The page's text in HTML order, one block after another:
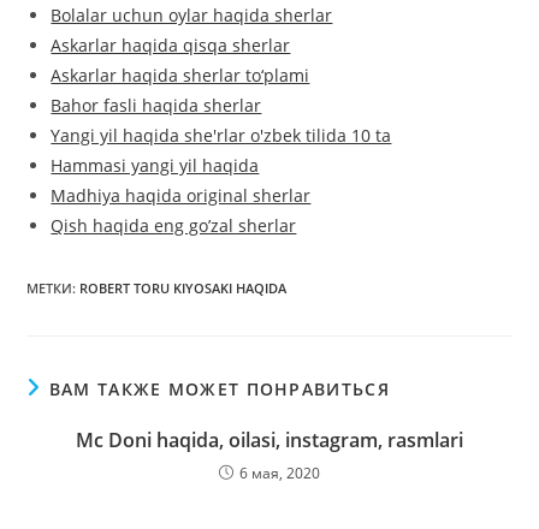
Bolalar uchun oylar haqida sherlar
Askarlar haqida qisqa sherlar
Askarlar haqida sherlar to‘plami
Bahor fasli haqida sherlar
Yangi yil haqida she'rlar o'zbek tilida 10 ta
Hammasi yangi yil haqida
Madhiya haqida original sherlar
Qish haqida eng go’zal sherlar
МЕТКИ: ROBERT TORU KIYOSAKI HAQIDA
ВАМ ТАКЖЕ МОЖЕТ ПОНРАВИТЬСЯ
Mc Doni haqida, oilasi, instagram, rasmlari
6 мая, 2020